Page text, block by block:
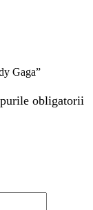
Gaga”
obligatorii